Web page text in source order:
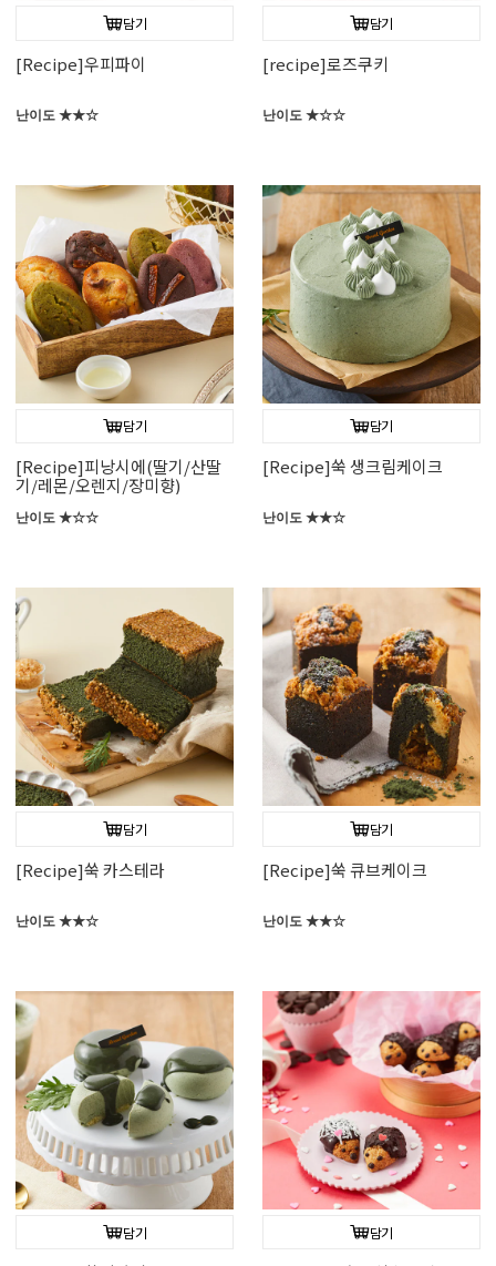
담기
[Recipe]우피파이
난이도 ★★☆
담기
[recipe]로즈쿠키
난이도 ★☆☆
담기
[Recipe]피낭시에(딸기/산딸
기/레몬/오렌지/장미향)
난이도 ★☆☆
담기
[Recipe]쑥 생크림케이크
난이도 ★★☆
담기
[Recipe]쑥 카스테라
난이도 ★★☆
담기
[Recipe]쑥 큐브케이크
난이도 ★★☆
담기 담기